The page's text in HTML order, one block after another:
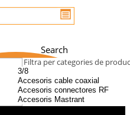
Search
Filtra per categories de